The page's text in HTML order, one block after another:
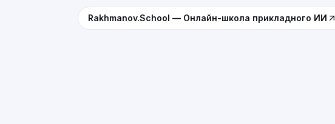
Rakhmanov.School — Онлайн-школа прикладного ИИ